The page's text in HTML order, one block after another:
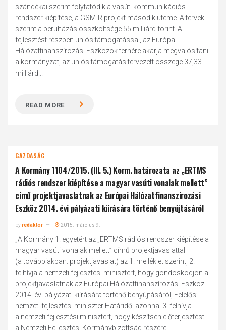
szándékai szerint folytatódik a vasúti kommunikációs
rendszer kiépítése, a GSM-R projekt második üteme. A tervek
szerint a beruházás összköltsége 55 milliárd forint. A
fejlesztést részben uniós támogatással, az Európai
Hálózatfinanszírozási Eszközök terhére akarja megvalósítani
a kormányzat, az uniós támogatás tervezett összege 37,33
milliárd...
READ MORE
GAZDASÁG
A Kormány 1104/2015. (III. 5.) Korm. határozata az „ERTMS
rádiós rendszer kiépítése a magyar vasúti vonalak mellett”
című projektjavaslatnak az Európai Hálózatfinanszírozási
Eszköz 2014. évi pályázati kiírására történő benyújtásáról
byredaktor 2015. március 9.
„A Kormány 1. egyetért az „ERTMS rádiós rendszer kiépítése a
magyar vasúti vonalak mellett” című projektjavaslattal
(a továbbiakban: projektjavaslat) az 1. melléklet szerint, 2.
felhívja a nemzeti fejlesztési minisztert, hogy gondoskodjon a
projektjavaslatnak az Európai Hálózatfinanszírozási Eszköz
2014. évi pályázati kiírására történő benyújtásáról, Felelős:
nemzeti fejlesztési miniszter Határidő: azonnal 3. felhívja
a nemzeti fejlesztési minisztert, hogy készítsen előterjesztést
a Nemzeti Fejlesztési Kormánybizottság részére